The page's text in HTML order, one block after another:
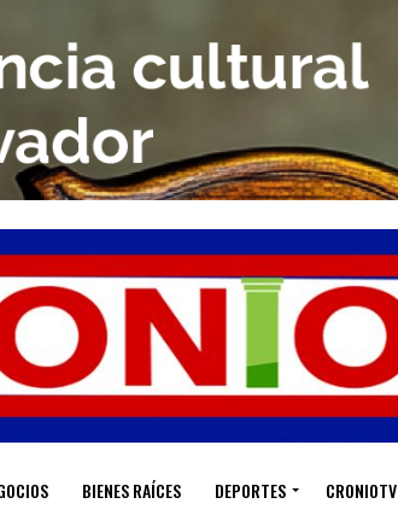
BIENES RAÍCES DEPORTES CRONIOTV